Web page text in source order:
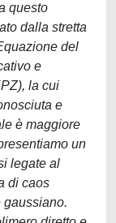
questo
dalla stretta
del
e
la cui
e
è maggiore
un
legate al
di caos
gaussiano.